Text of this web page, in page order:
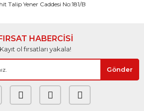
Talip Yener Caddesi No:181/B
HABERCİSİ
Kayıt ol fırsatları yakala!
Gönder